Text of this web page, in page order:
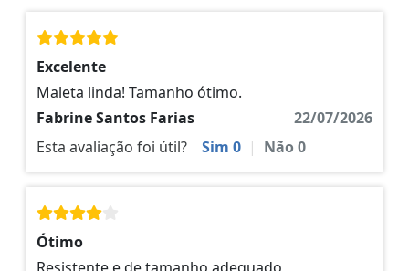
Excelente
Maleta linda! Tamanho ótimo.
Fabrine Santos Farias
22/07/2026
Esta avaliação foi útil?
Sim 0 | Não0
Ótimo